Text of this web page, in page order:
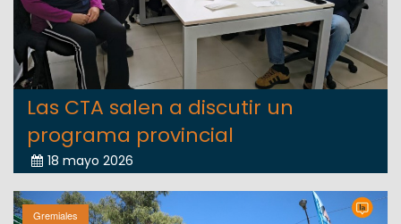
Las CTA salen a discutir un
programa provincial
18 mayo 2026
Gremiales